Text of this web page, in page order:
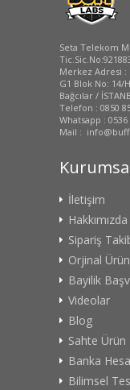
Seta Telekom
Merkez Adresi :
G1 Blok No: 14/H
Bağcılar /
Telefon : 0850
Whatsapp : 0536
Mail :
İletişim
Hakkımızda
Sipariş
Orjinal
Bayilik
Videolar
Blog
Sahte Ürün
Banka
Bilimsel